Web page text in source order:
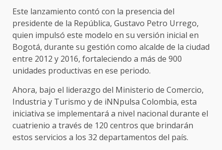
Este lanzamiento contó con la presencia del
presidente de la República, Gustavo Petro Urrego,
quien impulsó este modelo en su versión inicial en
Bogotá, durante su gestión como alcalde de la ciudad
entre 2012 y 2016, fortaleciendo a más de 900
unidades productivas en ese periodo.
Ahora, bajo el liderazgo del Ministerio de Comercio,
Industria y Turismo y de iNNpulsa Colombia, esta
iniciativa se implementará a nivel nacional durante el
cuatrienio a través de 120 centros que brindarán
estos servicios a los 32 departamentos del país.